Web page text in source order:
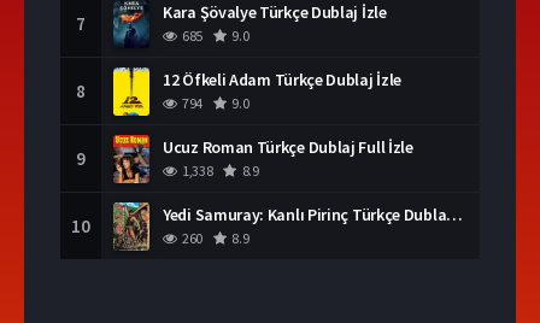
7 Kara Şövalye Türkçe Dublaj İzle
685 9.0
8 12 Öfkeli Adam Türkçe Dublaj İzle
794 9.0
9 Ucuz Roman Türkçe Dublaj Full İzle
1,338 8.9
10 Yedi Samuray: Kanlı Pirinç Türkçe Dublaj İzle
260 8.9